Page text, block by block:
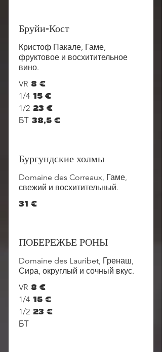
Бруйи-Кост
Кристоф Пакале, Гаме,
фруктовое и восхитительное
вино.
VR 8 €
1/4 15 €
1/2 23 €
БТ 38,5 €
Бургундские холмы
Domaine des Correaux, Гаме,
свежий и восхитительный.
31 €
ПОБЕРЕЖЬЕ РОНЫ
Domaine des Lauribet, Гренаш,
Сира, округлый и сочный вкус.
VR 8 €
1/4 15 €
1/2 23 €
БТ